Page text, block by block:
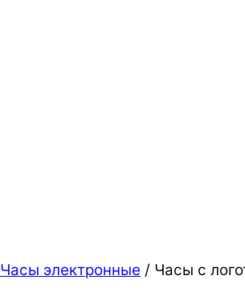
Часы электронные / Часы c